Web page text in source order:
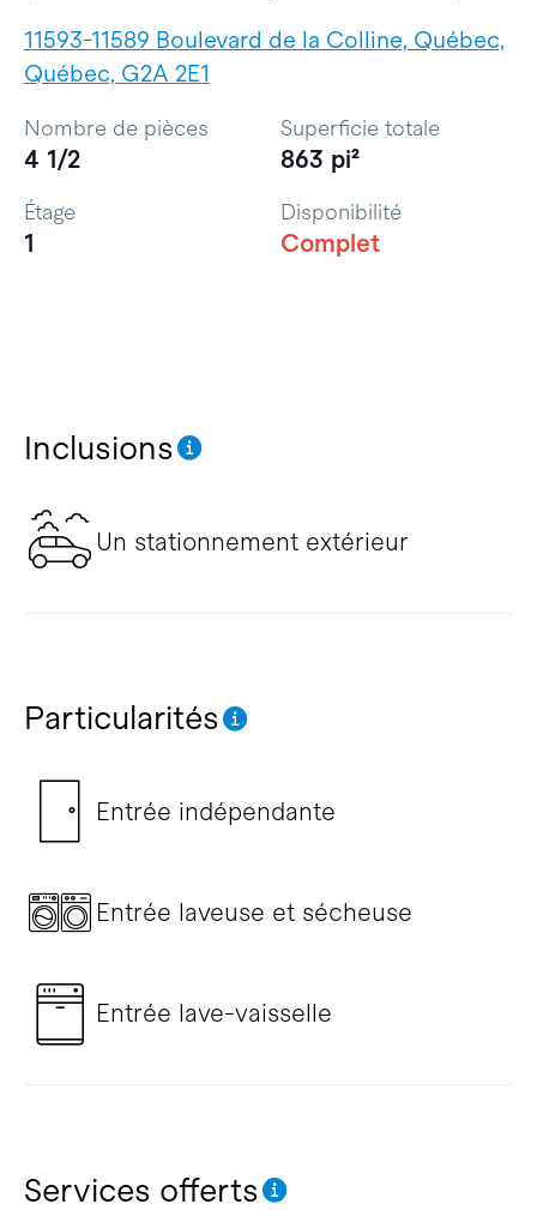
11593-11589 Boulevard de la Colline, Québec,
Québec, G2A 2E1
Inclusions
Un stationnement extérieur
Particularités
Entrée indépendante
Entrée laveuse et sécheuse
Entrée lave-vaisselle
Services offerts
Nombre de pièces
4 1/2
Superficie totale
863 pi²
Étage
1
Disponibilité
Complet